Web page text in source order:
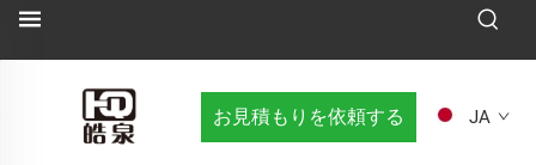
お見積もりを依頼する JA